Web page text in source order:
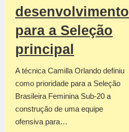
desenvolvimento
para a Seleção
principal
A técnica Camilla Orlando definiu
como prioridade para a Seleção
Brasileira Feminina Sub-20 a
construção de uma equipe
ofensiva para…